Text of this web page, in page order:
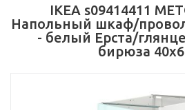
IKEA s09414411
Напольный шкаф/
- белый Ерста/
бирюза